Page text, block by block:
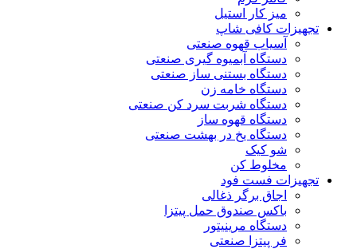
میز کار استیل
تجهیزات کافی شاپ
آسیاب قهوه صنعتی
دستگاه آبمیوه گیری صنعتی
دستگاه بستنی ساز صنعتی
دستگاه خامه زن
دستگاه شربت سرد کن صنعتی
دستگاه قهوه ساز
دستگاه یخ در بهشت صنعتی
شو کیک
مخلوط کن
تجهیزات فست فود
اجاق برگر ذغالی
باکس صندوق حمل پیتزا
دستگاه مرینیتور
فر پیتزا صنعتی